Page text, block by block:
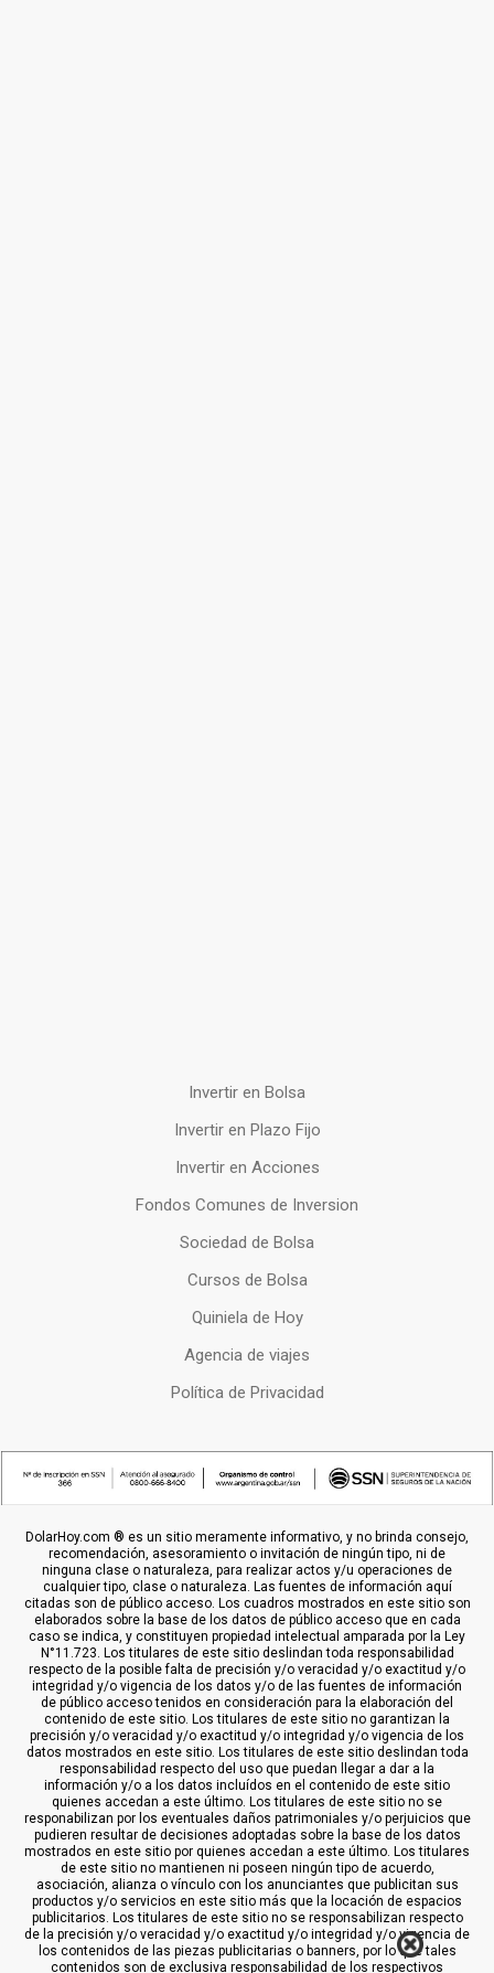
Invertir en Bolsa
Invertir en Plazo Fijo
Invertir en Acciones
Fondos Comunes de Inversion
Sociedad de Bolsa
Cursos de Bolsa
Quiniela de Hoy
Agencia de viajes
Política de Privacidad
DolarHoy.com ® es un sitio meramente informativo, y no brinda consejo,
recomendación, asesoramiento o invitación de ningún tipo, ni de
ninguna clase o naturaleza, para realizar actos y/u operaciones de
cualquier tipo, clase o naturaleza. Las fuentes de información aquí
citadas son de público acceso. Los cuadros mostrados en este sitio son
elaborados sobre la base de los datos de público acceso que en cada
caso se indica, y constituyen propiedad intelectual amparada por la Ley
N°11.723. Los titulares de este sitio deslindan toda responsabilidad
respecto de la posible falta de precisión y/o veracidad y/o exactitud y/o
integridad y/o vigencia de los datos y/o de las fuentes de información
de público acceso tenidos en consideración para la elaboración del
contenido de este sitio. Los titulares de este sitio no garantizan la
precisión y/o veracidad y/o exactitud y/o integridad y/o vigencia de los
datos mostrados en este sitio. Los titulares de este sitio deslindan toda
responsabilidad respecto del uso que puedan llegar a dar a la
información y/o a los datos incluídos en el contenido de este sitio
quienes accedan a este último. Los titulares de este sitio no se
responabilizan por los eventuales daños patrimoniales y/o perjuicios que
pudieren resultar de decisiones adoptadas sobre la base de los datos
mostrados en este sitio por quienes accedan a este último. Los titulares
de este sitio no mantienen ni poseen ningún tipo de acuerdo,
asociación, alianza o vínculo con los anunciantes que publicitan sus
productos y/o servicios en este sitio más que la locación de espacios
publicitarios. Los titulares de este sitio no se responsabilizan respecto
de la precisión y/o veracidad y/o exactitud y/o integridad y/o vigencia de
los contenidos de las piezas publicitarias o banners, por lo que tales
contenidos son de exclusiva responsabilidad de los respectivos